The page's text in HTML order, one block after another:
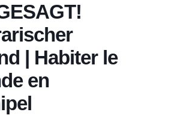
| Habiter le
en